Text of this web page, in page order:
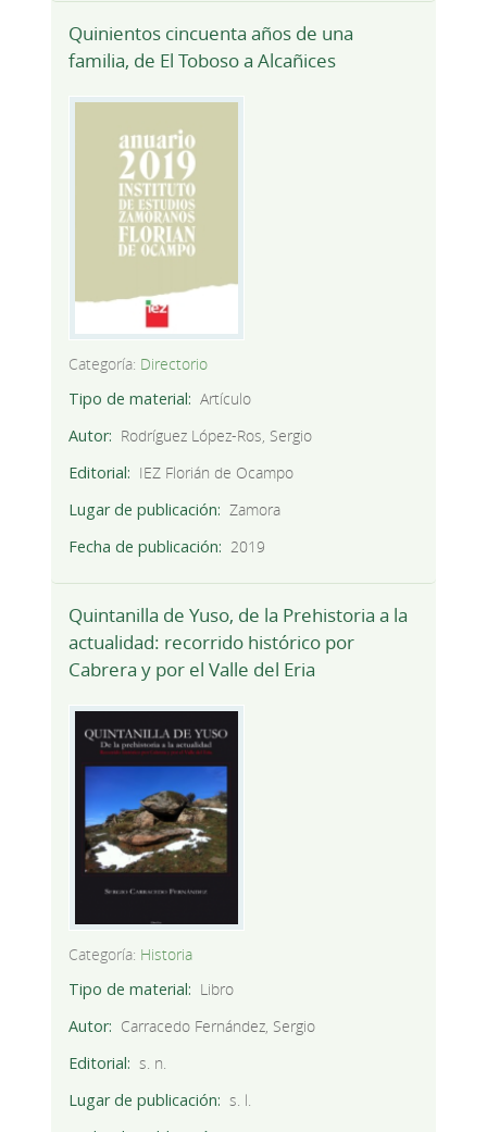
Quinientos cincuenta años de una
familia, de El Toboso a Alcañices
Categoría: Directorio
Tipo de material
Artículo
Autor
Rodríguez López-Ros, Sergio
Editorial
IEZ Florián de Ocampo
Lugar de publicación
Zamora
Fecha de publicación
2019
Quintanilla de Yuso, de la Prehistoria a la
actualidad: recorrido histórico por
Cabrera y por el Valle del Eria
Categoría: Historia
Tipo de material
Libro
Autor
Carracedo Fernández, Sergio
Editorial
s. n.
Lugar de publicación
s. l.